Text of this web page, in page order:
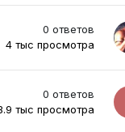
0 ответов
4 тыс просмотра
0 ответов
тыс просмотра